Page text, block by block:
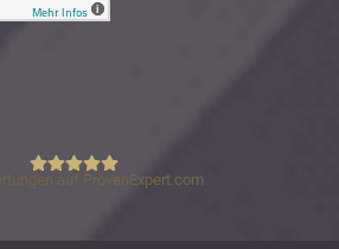
Lutz Schneider Immobilienbewertung
auf ProvenExpert.com